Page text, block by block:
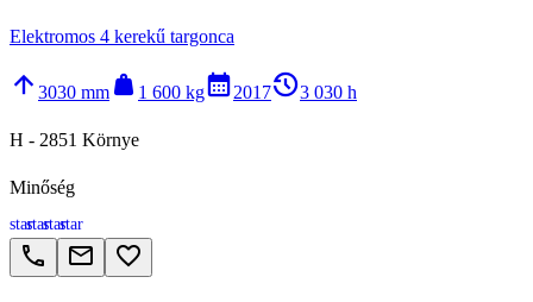
Elektromos 4 kerekű targonca
arrow_upward 3030 mm weight 1 600 kgcalendar_month2017history_23 030 h
H - 2851 Környe
Minőség
starstarstarstar
call email favorite_border